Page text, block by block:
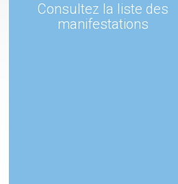
Consultez la liste des
manifestations